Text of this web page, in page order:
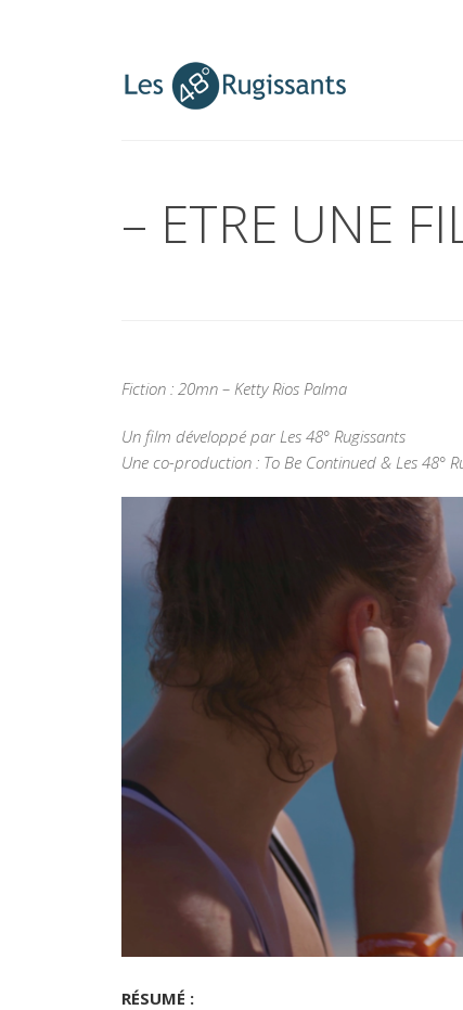
– ETRE UNE
Fiction : 20mn – Ketty Rios Palma
Un film développé par Les 48° Rugissants
Une co-production : To Be Continued & Les 48°
RÉSUMÉ :